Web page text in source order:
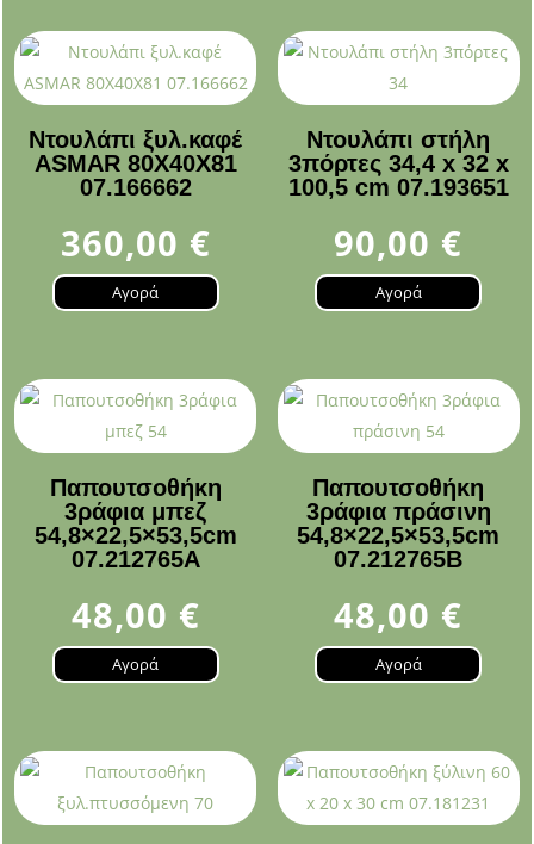
Ντουλάπι ξυλ.καφέ
ASMAR 80X40X81
07.166662
360,00 €
Αγορά
Ντουλάπι στήλη
3πόρτες 34,4 x 32 x
100,5 cm 07.193651
90,00 €
Αγορά
Παπουτσοθήκη
3ράφια μπεζ
54,8×22,5×53,5cm
07.212765A
48,00 €
Αγορά
Παπουτσοθήκη
3ράφια πράσινη
54,8×22,5×53,5cm
07.212765B
48,00 €
Αγορά